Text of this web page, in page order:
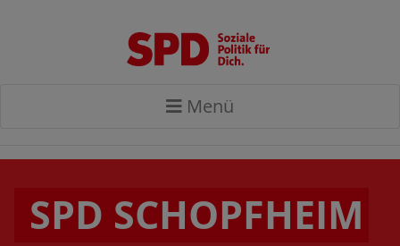
Menü
SPD SCHOPFHEIM